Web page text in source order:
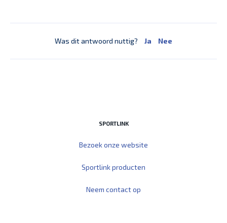
Was dit antwoord nuttig? Ja Nee
SPORTLINK
Bezoek onze website
Sportlink producten
Neem contact op